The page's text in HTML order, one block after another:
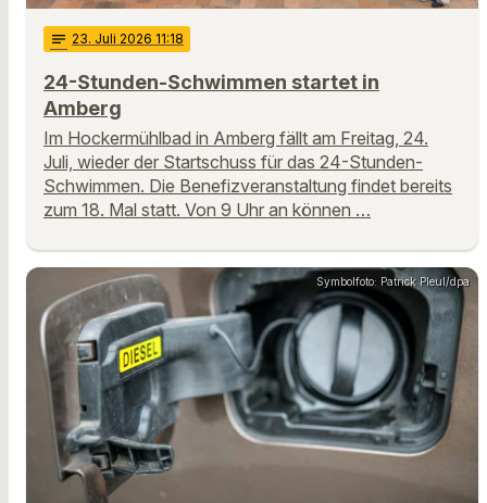
notes 23. Juli 2026 11:18
24-Stunden-Schwimmen startet in
Amberg
Im Hockermühlbad in Amberg fällt am Freitag, 24.
Juli, wieder der Startschuss für das 24-Stunden-
Schwimmen. Die Benefizveranstaltung findet bereits
zum 18. Mal statt. Von 9 Uhr an können …
Symbolfoto: Patrick Pleul/dpa